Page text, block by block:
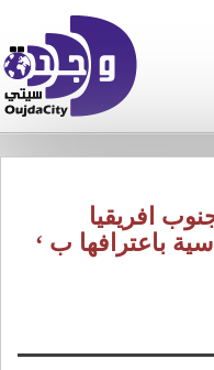
افريقيا
باعترافها ب ‘